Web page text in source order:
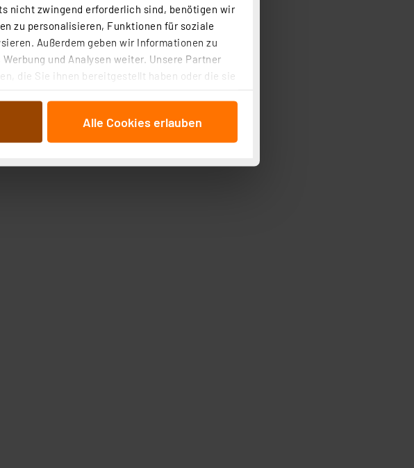
nicht zwingend erforderlich sind, benötigen wir
zu personalisieren, Funktionen für soziale
Außerdem geben wir Informationen zu
und Analysen weiter. Unsere Partner
die Sie ihnen bereitgestellt haben oder die sie
Verarbeitungszwecke (Art. 6
Zweck und Anbieter ist durch Klick auf den
Einwilligung zur Einbindung von Cookies
den USA gemäß Art. 49 (1) lit. a DSGVO.
dass US-Behörden personenbezogene
für Europäer bestehen.
Alle Cookies erlauben
Karabinerhaken und Magnetverschluss